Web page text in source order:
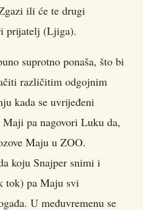
ili će te drugi
prijatelj (Ljiga).
suprotno ponaša, što bi
različitim odgojnim
kada se uvrijeđeni
pa nagovori Luku da,
Maju u ZOO.
koju Snajper snimi i
tok) pa Maju svi
U međuvremenu se